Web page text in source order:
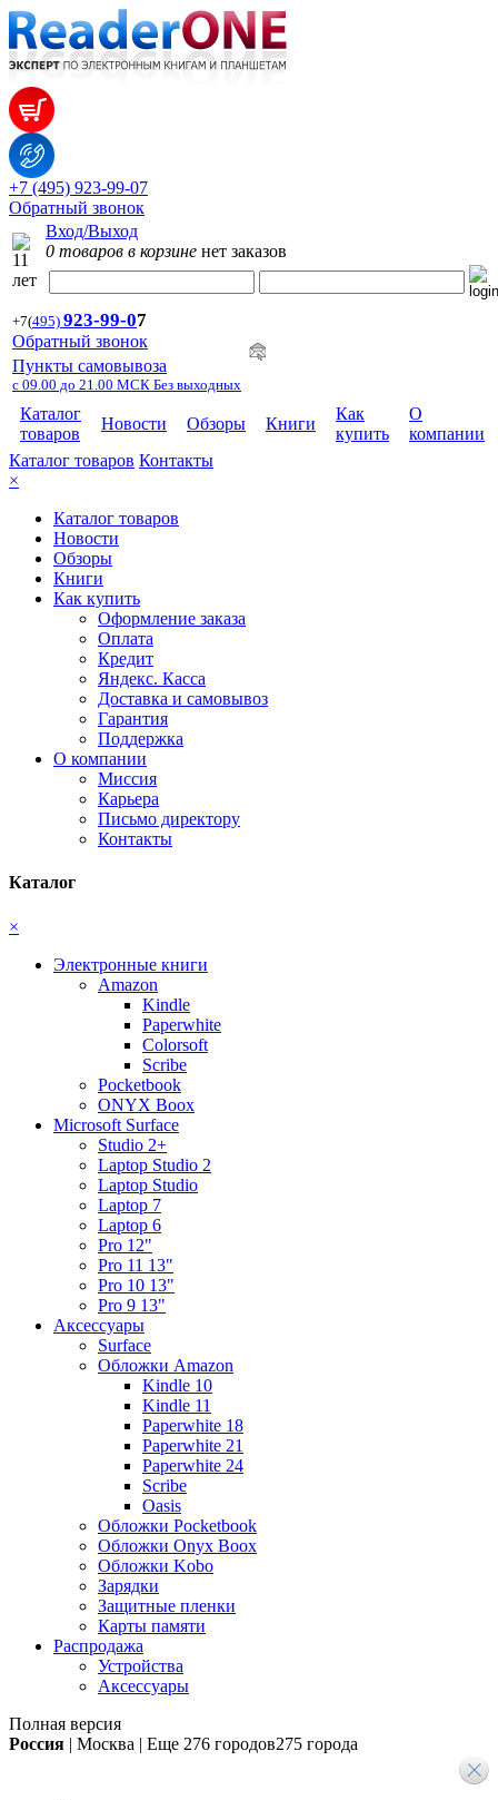
+7 (495) 923-99-07
Обратный звонок
Вход/Выход
0 товаров в корзине нет заказов
+7(495) 923-99-07
Обратный звонок
Пункты самовывоза
с 09.00 до 21.00 МСК Без выходных
Каталог
товаров
Новости Обзоры Книги
Как
купить
О
компании
Каталог товаров Контакты
×
Каталог товаров
Новости
Обзоры
Книги
Как купить
Оформление заказа
Оплата
Кредит
Яндекс. Касса
Доставка и самовывоз
Гарантия
Поддержка
О компании
Миссия
Карьера
Письмо директору
Контакты
Каталог
×
Электронные книги
Amazon
Kindle
Paperwhite
Colorsoft
Scribe
Pocketbook
ONYX Boox
Microsoft Surface
Studio 2+
Laptop Studio 2
Laptop Studio
Laptop 7
Laptop 6
Pro 12"
Pro 11 13"
Pro 10 13"
Pro 9 13"
Аксессуары
Surface
Обложки Amazon
Kindle 10
Kindle 11
Paperwhite 18
Paperwhite 21
Paperwhite 24
Scribe
Oasis
Обложки Pocketbook
Обложки Onyx Boox
Обложки Kobo
Зарядки
Защитные пленки
Карты памяти
Распродажа
Устройства
Аксессуары
Полная версия
Россия | Москва | Еще 276 городов275 города